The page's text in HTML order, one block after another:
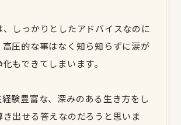
、しっかりとしたアドバイスなのに
高圧的な事はなく知ら知らずに涙が
もできてしまいます。
経験豊富な、深みのある生き方をし
出せる答えなのだろうと思いま